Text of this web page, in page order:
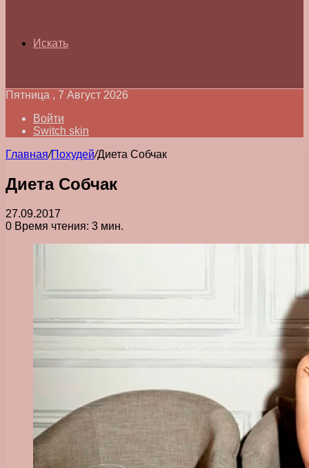
Искать
Пятница , 7 Август 2026
Войти
Switch skin
Главная/Похудей/Диета Собчак
Диета Собчак
27.09.2017
0 Время чтения: 3 мин.